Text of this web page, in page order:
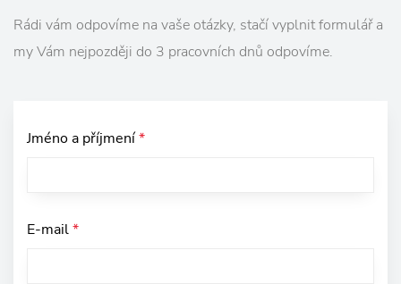
Rádi vám odpovíme na vaše otázky, stačí vyplnit formulář a
my Vám nejpozději do 3 pracovních dnů odpovíme.
Jméno a příjmení*
E-mail*